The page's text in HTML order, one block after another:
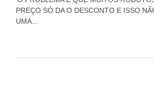
PREÇO SÓ DA O DESCONTO E ISSO
UMA...